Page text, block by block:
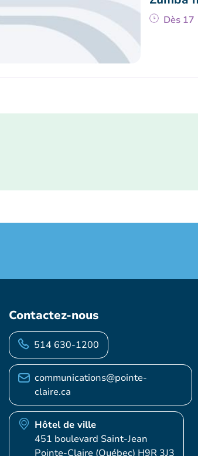
Dès
Contactez-nous
514 630-1200
communications@pointe-
claire.ca
Hôtel de ville
451 boulevard Saint-Jean
Pointe-Claire (Québec) H9R 3J3